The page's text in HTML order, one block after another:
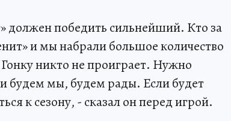
должен победить сильнейший. Кто за
и мы набрали большое количество
никто не проиграет. Нужно
будем мы, будем рады. Если будет
к сезону, - сказал он перед игрой.